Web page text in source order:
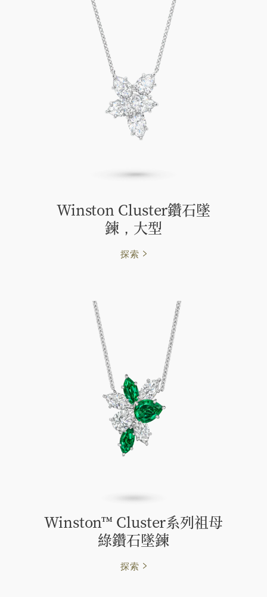
Winston Cluster鑽石墜
鍊，大型
探索
Winston™ Cluster系列祖母
綠鑽石墜鍊
探索